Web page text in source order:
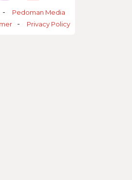
Pedoman Media
Privacy Policy